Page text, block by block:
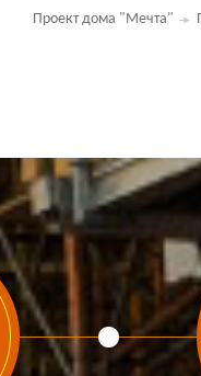
Проект дома "Мечта"